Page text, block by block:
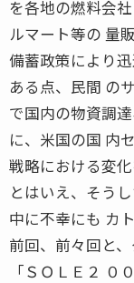
を各地の燃料会
ルマート等の 量
備蓄政策により
ある点、民間 の
で国内の物資調
に、米国の国 内
戦略における変化
とはいえ、そう
中に不幸にも カ
前回、前々回と
「ＳＯＬＥ２ ０